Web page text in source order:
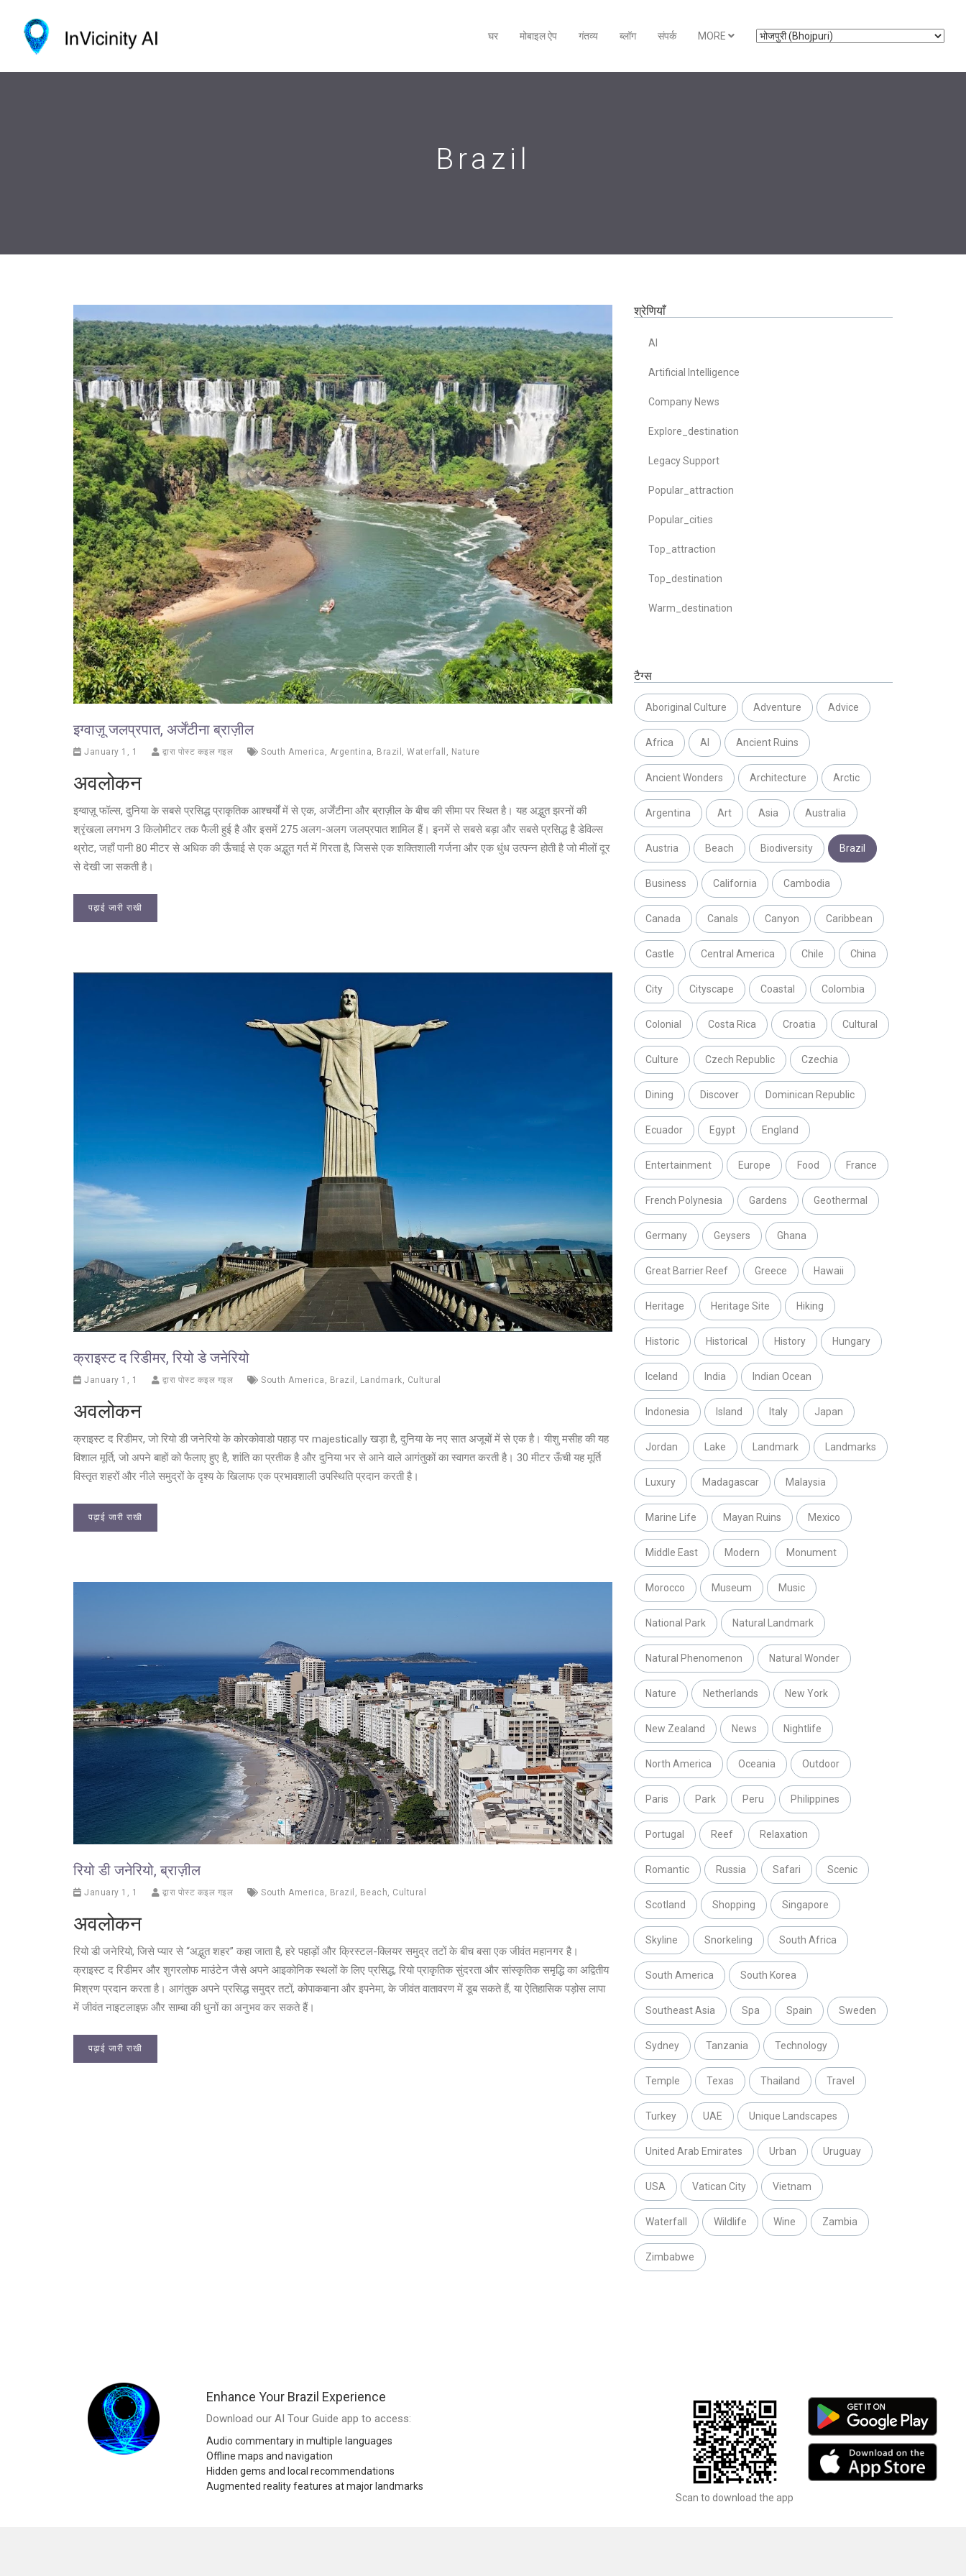
घर मोबाइल ऐप गंतव्य ब्लॉग संपर्क MORE
Brazil
इग्वाज़ू जलप्रपात, अर्जेंटीना ब्राज़ील
January 1, 1 द्वारा पोस्ट कइल गइल South America Argentina Brazil Waterfall Nature
अवलोकन
इग्वाज़ू फॉल्स, दुनिया के सबसे प्रसिद्ध प्राकृतिक आश्चर्यों में से एक, अर्जेंटीना और ब्राज़ील के बीच की सीमा पर स्थित है। यह अद्भुत झरनों की
श्रृंखला लगभग 3 किलोमीटर तक फैली हुई है और इसमें 275 अलग-अलग जलप्रपात शामिल हैं। इनमें से सबसे बड़ा और सबसे प्रसिद्ध है डेविल्स
थ्रोट, जहाँ पानी 80 मीटर से अधिक की ऊँचाई से एक अद्भुत गर्त में गिरता है, जिससे एक शक्तिशाली गर्जना और एक धुंध उत्पन्न होती है जो मीलों दूर
से देखी जा सकती है।
पढ़ाई जारी राखी
क्राइस्ट द रिडीमर, रियो डे जनेरियो
January 1, 1 द्वारा पोस्ट कइल गइल South America Brazil Landmark Cultural
अवलोकन
क्राइस्ट द रिडीमर, जो रियो डी जनेरियो के कोरकोवाडो पहाड़ पर majestically खड़ा है, दुनिया के नए सात अजूबों में से एक है। यीशु मसीह की यह
विशाल मूर्ति, जो अपने बाहों को फैलाए हुए है, शांति का प्रतीक है और दुनिया भर से आने वाले आगंतुकों का स्वागत करती है। 30 मीटर ऊँची यह मूर्ति
विस्तृत शहरों और नीले समुद्रों के दृश्य के खिलाफ एक प्रभावशाली उपस्थिति प्रदान करती है।
पढ़ाई जारी राखी
रियो डी जनेरियो, ब्राज़ील
January 1, 1 द्वारा पोस्ट कइल गइल South America Brazil Beach Cultural
अवलोकन
रियो डी जनेरियो, जिसे प्यार से “अद्भुत शहर” कहा जाता है, हरे पहाड़ों और क्रिस्टल-क्लियर समुद्र तटों के बीच बसा एक जीवंत महानगर है।
क्राइस्ट द रिडीमर और शुगरलोफ माउंटेन जैसे अपने आइकोनिक स्थलों के लिए प्रसिद्ध, रियो प्राकृतिक सुंदरता और सांस्कृतिक समृद्धि का अद्वितीय
मिश्रण प्रदान करता है। आगंतुक अपने प्रसिद्ध समुद्र तटों, कोपाकबाना और इपनेमा, के जीवंत वातावरण में डूब सकते हैं, या ऐतिहासिक पड़ोस लापा
में जीवंत नाइटलाइफ़ और साम्बा की धुनों का अनुभव कर सकते हैं।
पढ़ाई जारी राखी
श्रेणियाँ
AI
Artificial Intelligence
Company News
Explore_destination
Legacy Support
Popular_attraction
Popular_cities
Top_attraction
Top_destination
Warm_destination
टैग्स
Aboriginal Culture Adventure Advice
Africa AI Ancient Ruins
Ancient Wonders Architecture Arctic
Argentina Art Asia Australia
Austria Beach Biodiversity Brazil
Business California Cambodia
Canada Canals Canyon Caribbean
Castle Central America Chile China
City Cityscape Coastal Colombia
Colonial Costa Rica Croatia Cultural
Culture Czech Republic Czechia
Dining Discover Dominican Republic
Ecuador Egypt England
Entertainment Europe Food France
French Polynesia Gardens Geothermal
Germany Geysers Ghana
Great Barrier Reef Greece Hawaii
Heritage Heritage Site Hiking
Historic Historical History Hungary
Iceland India Indian Ocean
Indonesia Island Italy Japan
Jordan Lake Landmark Landmarks
Luxury Madagascar Malaysia
Marine Life Mayan Ruins Mexico
Middle East Modern Monument
Morocco Museum Music
National Park Natural Landmark
Natural Phenomenon Natural Wonder
Nature Netherlands New York
New Zealand News Nightlife
North America Oceania Outdoor
Paris Park Peru Philippines
Portugal Reef Relaxation
Romantic Russia Safari Scenic
Scotland Shopping Singapore
Skyline Snorkeling South Africa
South America South Korea
Southeast Asia Spa Spain Sweden
Sydney Tanzania Technology
Temple Texas Thailand Travel
Turkey UAE Unique Landscapes
United Arab Emirates Urban Uruguay
USA Vatican City Vietnam
Waterfall Wildlife Wine Zambia
Zimbabwe
Enhance Your Brazil Experience
Download our AI Tour Guide app to access:
Audio commentary in multiple languages
Offline maps and navigation
Hidden gems and local recommendations
Augmented reality features at major landmarks
Scan to download the app